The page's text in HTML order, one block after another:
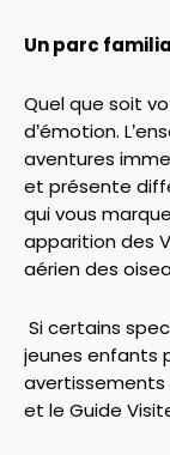
Un parc
Quel que soit
d’émotion.
aventures
et présente
qui vous
apparition des
aérien des
Si certains
jeunes enfants
avertissements
et le Guide